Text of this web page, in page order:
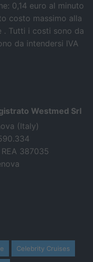
0,14 euro al minuto
costo massimo alla
. Tutti i costi sono da
da intendersi IVA
Westmed Srl
(Italy)
387035
Celebrity Cruises